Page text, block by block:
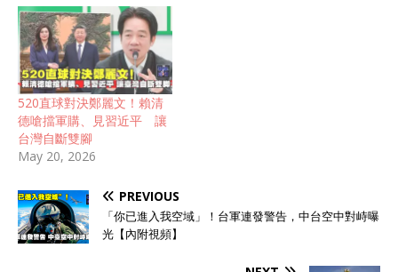
520直球對決鄭麗文！賴清
德嗆擋軍購、見習近平 讓
台灣自斷雙腳
May 20, 2026
PREVIOUS
「你已進入我空域」！台軍連發警告，中台空中對峙曝
光【內附視頻】